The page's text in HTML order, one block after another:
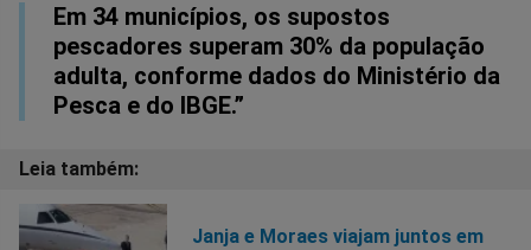
Em 34 municípios, os supostos
pescadores superam 30% da população
adulta, conforme dados do Ministério da
Pesca e do IBGE.”
Janja e Moraes viajam juntos em